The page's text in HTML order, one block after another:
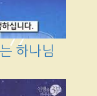
하나님